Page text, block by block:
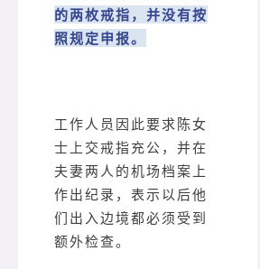
的两枚戒指，并没有按
照规定申报。
工作人员因此要求陈女
士上交戒指充公，并在
夫妻两人的机场档案上
作出纪录，表示以后他
们出入边境都必须受到
额外检查。